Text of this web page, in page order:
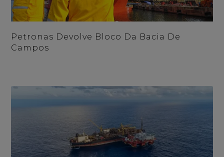
Petronas Devolve Bloco Da Bacia De
Campos